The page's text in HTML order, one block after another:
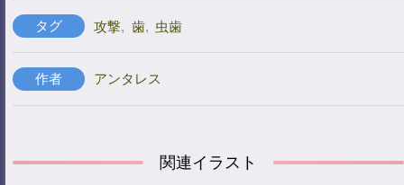
タグ 攻撃, 歯, 虫歯
作者 アンタレス
関連イラスト